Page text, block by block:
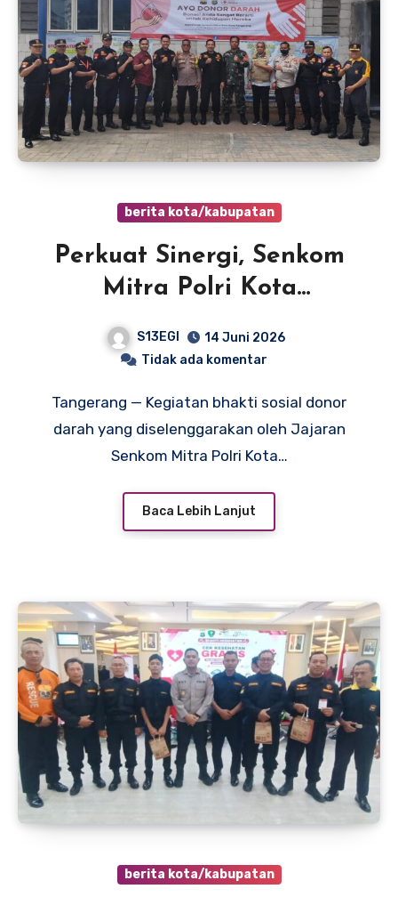
berita kota/kabupatan
Perkuat Sinergi, Senkom
Mitra Polri Kota
Tangerang Rutin Gelar
Donor Darah Bersama
S13EGI
14 Juni 2026
Tidak ada komentar
Tangerang — Kegiatan bhakti sosial donor
darah yang diselenggarakan oleh Jajaran
Senkom Mitra Polri Kota…
Baca Lebih Lanjut
berita kota/kabupatan